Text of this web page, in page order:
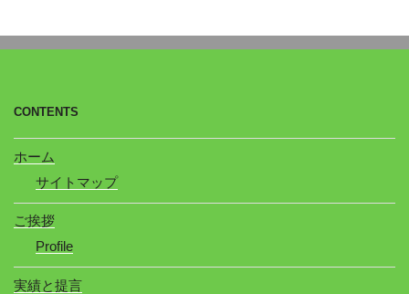
CONTENTS
ホーム
サイトマップ
ご挨拶
Profile
実績と提言